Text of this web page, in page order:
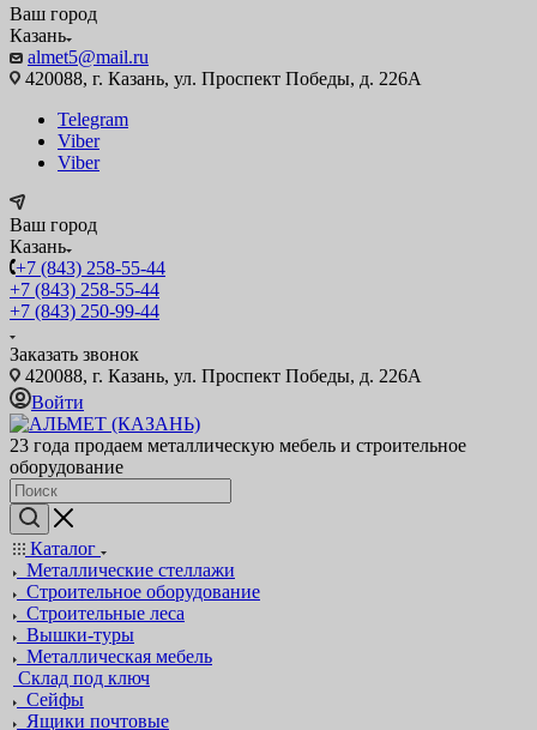
Ваш город
Казань
almet5@mail.ru
420088, г. Казань, ул. Проспект Победы, д. 226А
Telegram
Viber
Viber
Ваш город
Казань
+7 (843) 258-55-44
+7 (843) 258-55-44
+7 (843) 250-99-44
Заказать звонок
420088, г. Казань, ул. Проспект Победы, д. 226А
Войти
23 года продаем металлическую мебель и строительное
оборудование
Каталог
Металлические стеллажи
Строительное оборудование
Строительные леса
Вышки-туры
Металлическая мебель
Склад под ключ
Сейфы
Ящики почтовые